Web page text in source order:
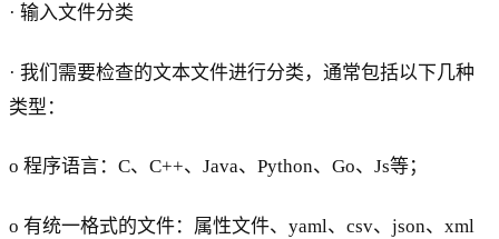
· 输入文件分类
· 我们需要检查的文本文件进行分类，通常包括以下几种
类型：
o 程序语言：C、C++、Java、Python、Go、Js等；
o 有统一格式的文件：属性文件、yaml、csv、json、xml